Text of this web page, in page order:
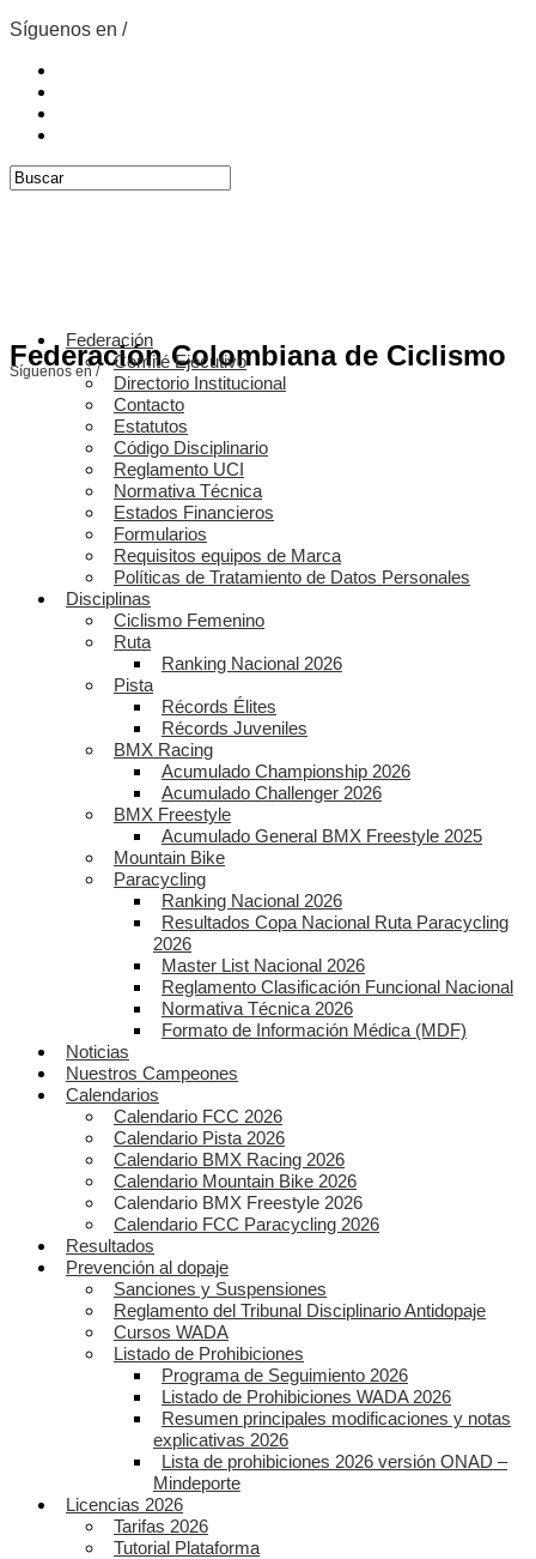
Síguenos en /
Federación Colombiana de Ciclismo
Síguenos en /
Federación
Comité Ejecutivo
Directorio Institucional
Contacto
Estatutos
Código Disciplinario
Reglamento UCI
Normativa Técnica
Estados Financieros
Formularios
Requisitos equipos de Marca
Políticas de Tratamiento de Datos Personales
Disciplinas
Ciclismo Femenino
Ruta
Ranking Nacional 2026
Pista
Récords Élites
Récords Juveniles
BMX Racing
Acumulado Championship 2026
Acumulado Challenger 2026
BMX Freestyle
Acumulado General BMX Freestyle 2025
Mountain Bike
Paracycling
Ranking Nacional 2026
Resultados Copa Nacional Ruta Paracycling
2026
Master List Nacional 2026
Reglamento Clasificación Funcional Nacional
Normativa Técnica 2026
Formato de Información Médica (MDF)
Noticias
Nuestros Campeones
Calendarios
Calendario FCC 2026
Calendario Pista 2026
Calendario BMX Racing 2026
Calendario Mountain Bike 2026
Calendario BMX Freestyle 2026
Calendario FCC Paracycling 2026
Resultados
Prevención al dopaje
Sanciones y Suspensiones
Reglamento del Tribunal Disciplinario Antidopaje
Cursos WADA
Listado de Prohibiciones
Programa de Seguimiento 2026
Listado de Prohibiciones WADA 2026
Resumen principales modificaciones y notas
explicativas 2026
Lista de prohibiciones 2026 versión ONAD –
Mindeporte
Licencias 2026
Tarifas 2026
Tutorial Plataforma